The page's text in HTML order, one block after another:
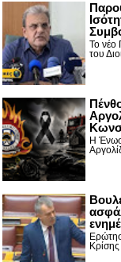
Το νέο
του
Η
Κρίσης